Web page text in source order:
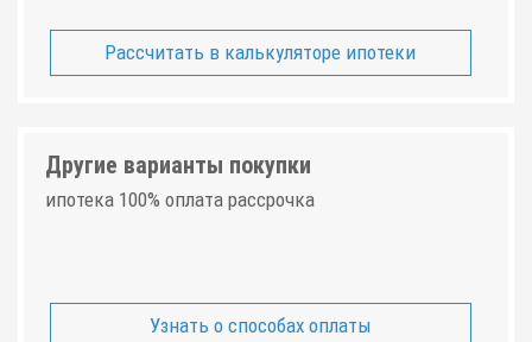
Рассчитать в калькуляторе ипотеки
Другие варианты покупки
ипотека 100% оплата рассрочка
Узнать о способах оплаты